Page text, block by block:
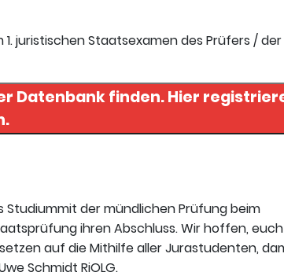
juristischen Staatsexamen des Prüfers /
finden. Hier registrieren
Studiummit der mündlichen Prüfung beim
ihren Abschluss. Wir hoffen,
auf die Mithilfe aller Jurastudenten,
Schmidt RiOLG.